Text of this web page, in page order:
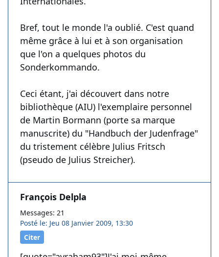
Bref, tout le monde l'a oublié. C'est quand
même grâce à lui et à son organisation
que l'on a quelques photos du
Sonderkommando.
Ceci étant, j'ai découvert dans notre
bibliothèque (AIU) l'exemplaire personnel
de Martin Bormann (porte sa marque
manuscrite) du "Handbuch der Judenfrage"
du tristement célèbre Julius Fritsch
(pseudo de Julius Streicher).
François Delpla
Messages: 21
Posté le: Jeu 08 Janvier 2009, 13:30
Citer